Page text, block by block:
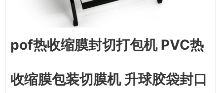
pof热收缩膜封切打包机 PVC热
收缩膜包装切膜机 升球胶袋封口